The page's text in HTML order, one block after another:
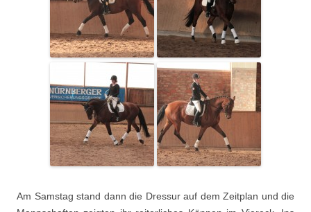
Am Samstag stand dann die Dressur auf dem Zeitplan und die